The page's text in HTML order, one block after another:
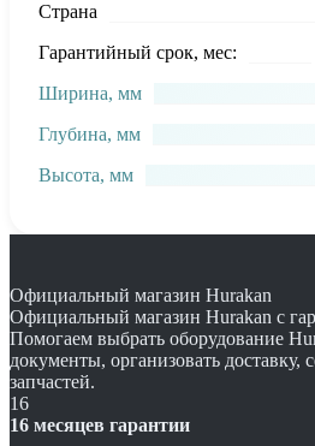
Страна
Гарантийный срок, мес:
Ширина, мм
Глубина, мм
Высота, мм
Официальный магазин Hurakan
Официальный магазин Hurakan с
Помогаем выбрать оборудование
документы, организовать доставку,
запчастей.
16
16 месяцев гарантии